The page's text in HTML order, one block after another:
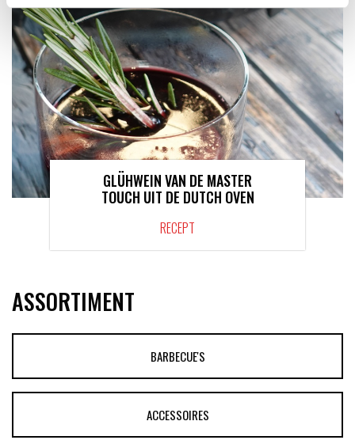
GLÜHWEIN VAN DE MASTER
TOUCH UIT DE DUTCH OVEN
RECEPT
ASSORTIMENT
BARBECUE'S
ACCESSOIRES